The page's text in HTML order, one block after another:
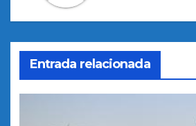
Entrada relacionada